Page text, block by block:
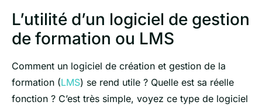
L’utilité d’un logiciel de gestion
de formation ou LMS
Comment un logiciel de création et gestion de la
formation (LMS) se rend utile ? Quelle est sa réelle
fonction ? C’est très simple, voyez ce type de logiciel